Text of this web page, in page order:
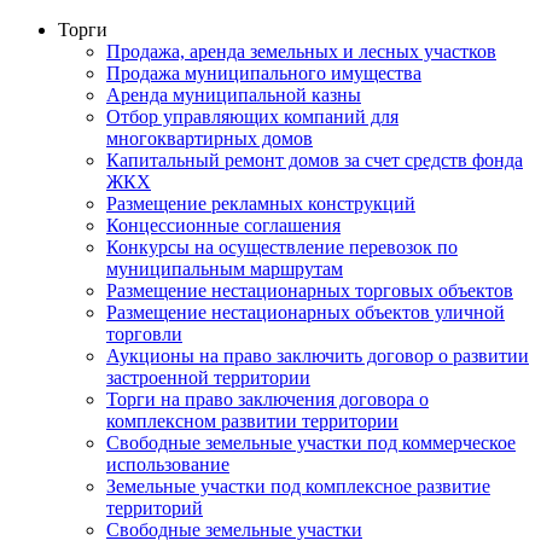
Торги
Продажа, аренда земельных и лесных участков
Продажа муниципального имущества
Аренда муниципальной казны
Отбор управляющих компаний для
многоквартирных домов
Капитальный ремонт домов за счет средств фонда
ЖКХ
Размещение рекламных конструкций
Концессионные соглашения
Конкурсы на осуществление перевозок по
муниципальным маршрутам
Размещение нестационарных торговых объектов
Размещение нестационарных объектов уличной
торговли
Аукционы на право заключить договор о развитии
застроенной территории
Торги на право заключения договора о
комплексном развитии территории
Свободные земельные участки под коммерческое
использование
Земельные участки под комплексное развитие
территорий
Свободные земельные участки